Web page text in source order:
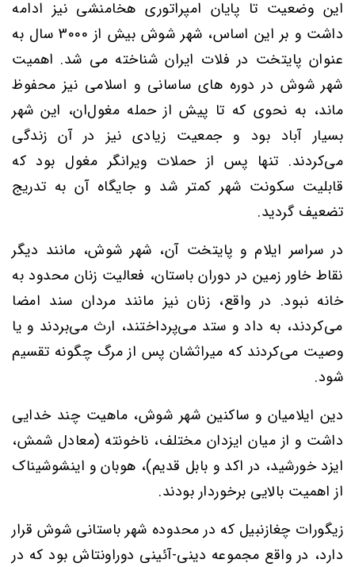
این وضعیت تا پایان امپراتوری هخامنشی نیز ادامه
داشت و بر این اساس، شهر شوش بیش از 3000سال به
عنوان پایتخت در فلات ایران شناخته می شد. اهمیت
شهر شوش در دوره های ساسانی و اسلامی نیز محفوظ
ماند، به نحوی که تا پیش از حمله مغولان، این شهر
بسیار آباد بود و جمعیت زیادی نیز در آن زندگی
می‌کردند. تنها پس از حملات ویرانگر مغول بود که
قابلیت سکونت شهر کمتر شد و جایگاه آن به تدریج
تضعیف گردید.
در سراسر ایلام و پایتخت آن، شهر شوش، مانند دیگر
نقاط خاور زمین در دوران باستان، فعالیت زنان محدود به
خانه نبود. در واقع، زنان نیز مانند مردان سند امضا
می‌کردند، به داد و ستد می‌پرداختند، ارث می‌بردند و یا
وصیت می‌کردند که میراثشان پس از مرگ چگونه تقسیم
شود.
دین ایلامیان و ساکنین شهر شوش، ماهیت چند خدایی
داشت و از میان ایزدان مختلف، ناخونته (معادل شمش،
ایزد خورشید، در اکد و بابل قدیم)، هوبان و اینشوشیناک
از اهمیت بالایی برخوردار بودند.
زیگورات چغازنبیل که در محدوده شهر باستانی شوش قرار
دارد، در واقع مجموعه دینی-آئینی دوراونتاش بود که در